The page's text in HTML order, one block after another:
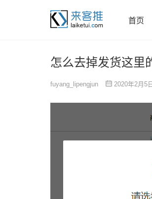
首页
怎么去掉发货这里
fuyang_lipengjun 2020年2月5